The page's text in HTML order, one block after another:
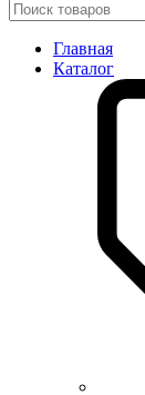
Главная
Каталог